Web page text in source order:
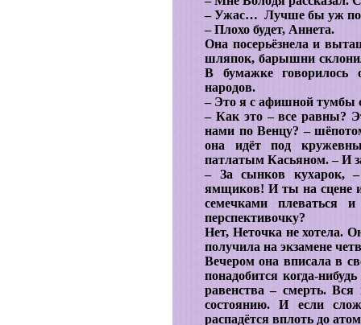
– Ужас… Лучше бы уж пол
– Плохо будет, Аннета.
Она посерьёзнела и
шляпок, барышни
В бумажке говорилось
народов.
– Это я с афишной тумбы
– Как это – все равны?
нами по Венцу? –
она идёт под
патлатым Касьяном. – И
– За сынков кухарок,
ямщиков! И ты на сцене
семечками плеваться
перспективочку?
Нет, Неточка не хотела.
получила на экзамене
Вечером она вписала в
понадобится когда-
равенства – смерть. Вся
состоянию. И если
распадётся вплоть до